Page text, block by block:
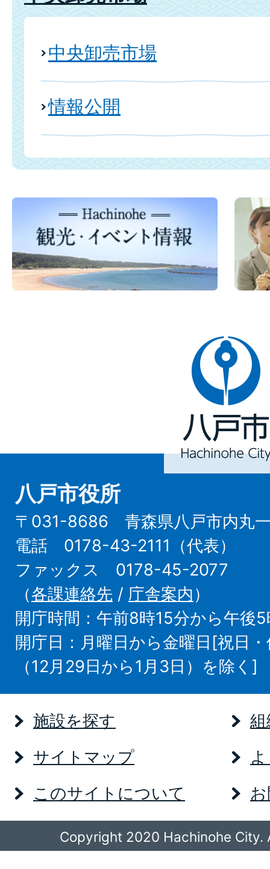
中央卸売市場
情報公開
八
戸
Hachinohe
City
八戸市役所
〒031-8686 青森県八戸市内丸一
電話 0178-43-2111（代表）
ファックス 0178-45-2077
（各課連絡先 / 庁舎案内）
開庁時間：午前8時15分から午後
開庁日：月曜日から金曜日[祝日
（12月29日から1月3日）を除く]
施設を探す
サイトマップ
このサイトについて
Copyright 2020 Hachinohe City.